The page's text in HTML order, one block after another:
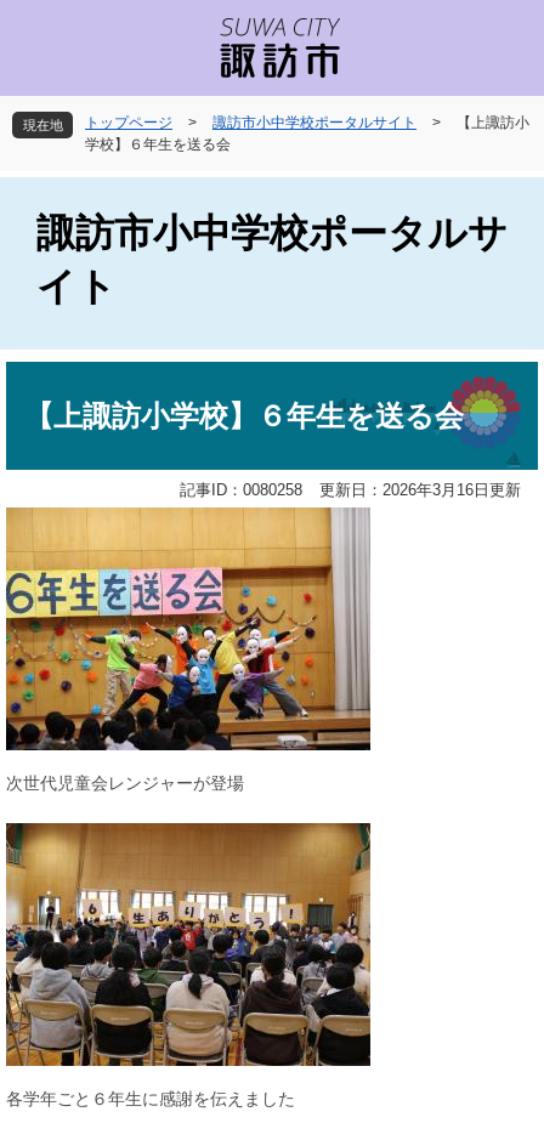
先
頭
を
飛
現在地 トップページ > 諏訪市小中学校ポータルサイト >
【上諏訪小
学校】６年生を送る会
諏訪市小中学校ポータルサ
イト
【上諏訪小学校】６年生を送る会
記事ID：0080258 更新日：2026年3月16日更新
次世代児童会レンジャーが登場
各学年ごと６年生に感謝を伝えました